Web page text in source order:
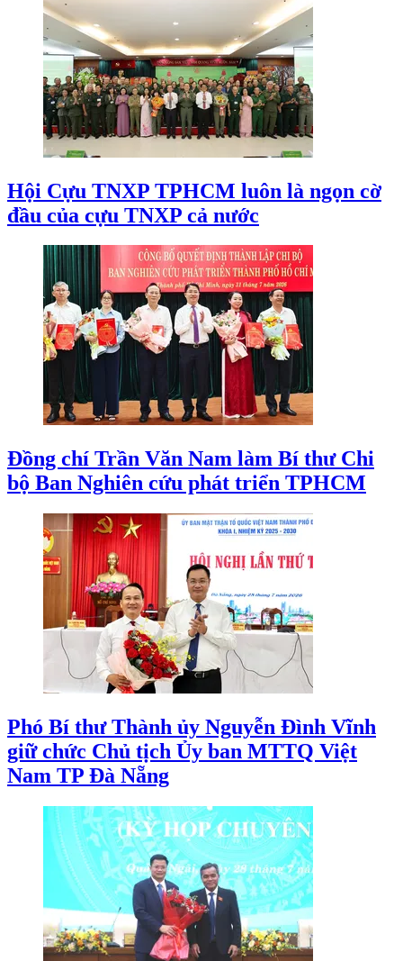
Hội Cựu TNXP TPHCM luôn là ngọn cờ
đầu của cựu TNXP cả nước
Đồng chí Trần Văn Nam làm Bí thư Chi
bộ Ban Nghiên cứu phát triển TPHCM
Phó Bí thư Thành ủy Nguyễn Đình Vĩnh
giữ chức Chủ tịch Ủy ban MTTQ Việt
Nam TP Đà Nẵng